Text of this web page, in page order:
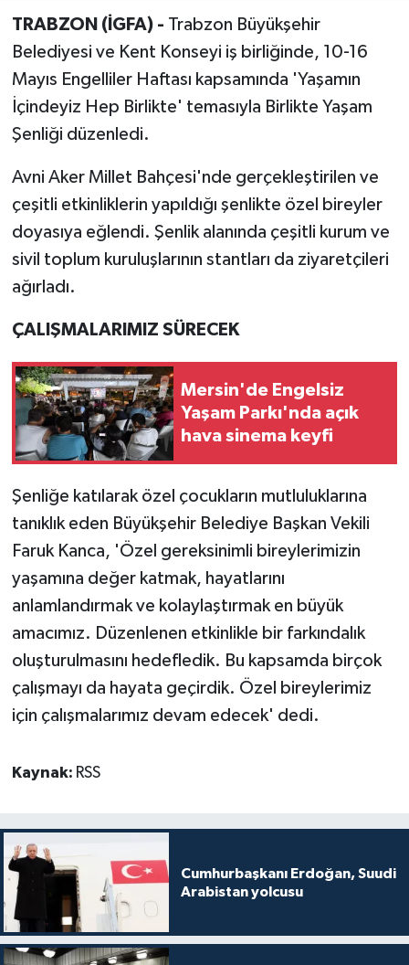
TRABZON (İGFA) - Trabzon Büyükşehir
Belediyesi ve Kent Konseyi iş birliğinde, 10-16
Mayıs Engelliler Haftası kapsamında 'Yaşamın
İçindeyiz Hep Birlikte' temasıyla Birlikte Yaşam
Şenliği düzenledi.
Avni Aker Millet Bahçesi'nde gerçekleştirilen ve
çeşitli etkinliklerin yapıldığı şenlikte özel bireyler
doyasıya eğlendi. Şenlik alanında çeşitli kurum ve
sivil toplum kuruluşlarının stantları da ziyaretçileri
ağırladı.
ÇALIŞMALARIMIZ SÜRECEK
Mersin'de Engelsiz
Yaşam Parkı'nda açık
hava sinema keyfi
Şenliğe katılarak özel çocukların mutluluklarına
tanıklık eden Büyükşehir Belediye Başkan Vekili
Faruk Kanca, 'Özel gereksinimli bireylerimizin
yaşamına değer katmak, hayatlarını
anlamlandırmak ve kolaylaştırmak en büyük
amacımız. Düzenlenen etkinlikle bir farkındalık
oluşturulmasını hedefledik. Bu kapsamda birçok
çalışmayı da hayata geçirdik. Özel bireylerimiz
için çalışmalarımız devam edecek' dedi.
Kaynak: RSS
Cumhurbaşkanı Erdoğan, Suudi
Arabistan yolcusu